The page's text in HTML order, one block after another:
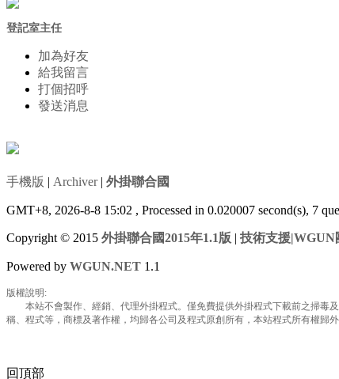
登記室主任
加為好友
給我留言
打個招呼
發送消息
手機版 | Archiver| 外掛聯合國
GMT+8, 2026-8-8 15:02 , Processed in 0.020007 second(s), 7
Copyright © 2015 外掛聯合國2015年1.1版 | 技術支援|WGUN
Powered by WGUN.NET 1.1
版權說明:
本站不會製作、經銷、代理外掛程式。僅免費提供外掛程式下載前之掃毒及
稱、程式等，商標及著作權，均歸各公司及程式原創所有，本站程式所有權歸
回頂部